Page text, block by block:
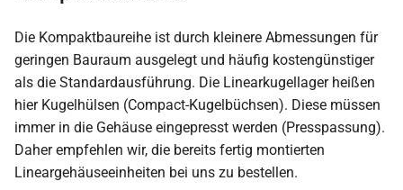
Die Kompaktbaureihe ist durch kleinere Abmessungen für
geringen Bauraum ausgelegt und häufig kostengünstiger
als die Standardausführung. Die Linearkugellager heißen
hier Kugelhülsen (Compact-Kugelbüchsen). Diese müssen
immer in die Gehäuse eingepresst werden (Presspassung).
Daher empfehlen wir, die bereits fertig montierten
Lineargehäuseeinheiten bei uns zu bestellen.